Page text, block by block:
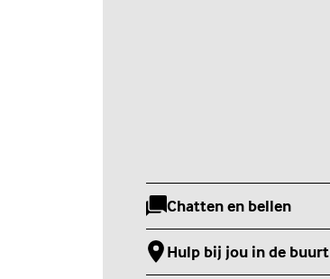
Chatten en bellen
(Externe link)
Hulp bij jou in de buurt
(Externe link)